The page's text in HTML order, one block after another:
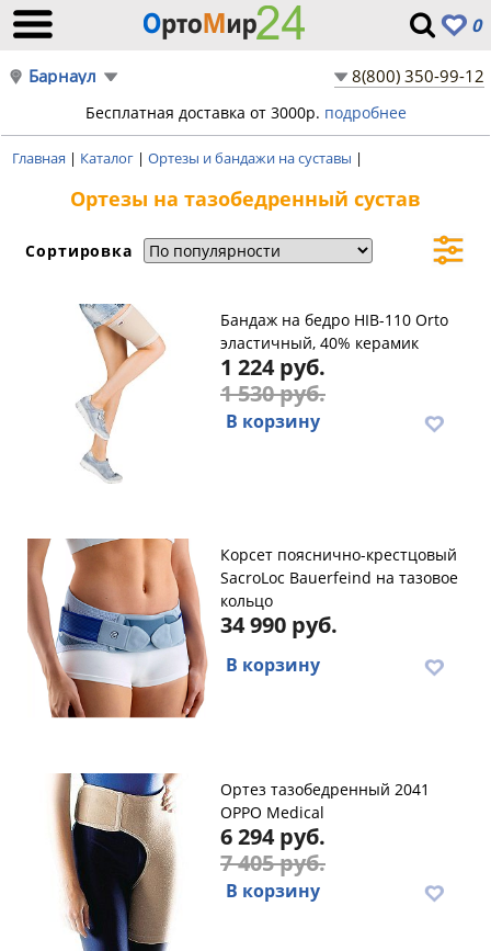
0
Барнаул 8(800) 350-99-12
Бесплатная доставка от 3000р. подробнее
Главная | Каталог | Ортезы и бандажи на суставы |
Ортезы на тазобедренный сустав
Сортировка
Бандаж на бедро HIB-110 Orto
эластичный, 40% керамик
1 224 руб.
1 530 руб.
В корзину
Корсет пояснично-крестцовый
SacroLoc Bauerfeind на тазовое
кольцо
34 990 руб.
В корзину
Ортез тазобедренный 2041
OPPO Medical
6 294 руб.
7 405 руб.
В корзину